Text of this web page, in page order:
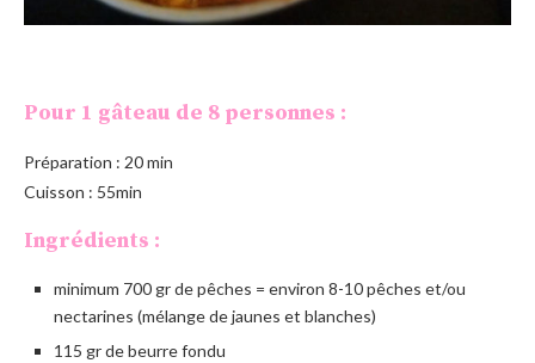
Pour 1 gâteau de 8 personnes :
Préparation : 20 min
Cuisson : 55min
Ingrédients :
minimum 700 gr de pêches = environ 8-10 pêches et/ou
nectarines (mélange de jaunes et blanches)
115 gr de beurre fondu